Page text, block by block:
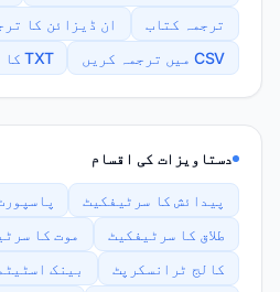
ترجمہ کتاب
ان ڈیزائن کا
CSV میں ترجمہ کریں
TXT کا ترجمہ کریں
دستاویزات کی اقسام
پیدائش کا سرٹیفکیٹ
طلاق کا سرٹیفکیٹ
موت کا
کالج ٹرانسکرپٹ
بینک